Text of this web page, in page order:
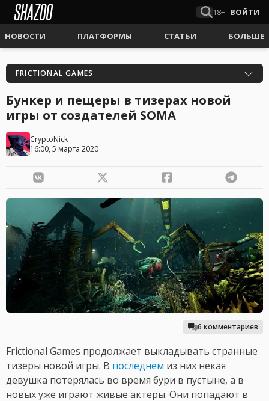
18+ ВОЙТИ
НОВОСТИ ПЛАТФОРМЫ СТАТЬИ БОЛЬШЕ
FRICTIONAL GAMES
Бункер и пещеры в тизерах новой
игры от создателей SOMA
CryptoNick
16:00, 5 марта 2020
6 комментариев
Frictional Games продолжает выкладывать странные
тизеры новой игры. В последнем из них некая
девушка потерялась во время бури в пустыне, а в
новых уже играют живые актеры. Они попадают в